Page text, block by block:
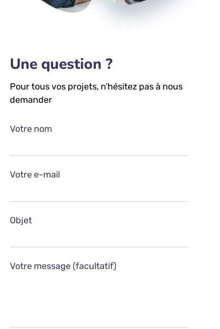
Une question ?
Pour tous vos projets, n’hésitez pas à nous
demander
Votre nom
Votre e-mail
Objet
Votre message (facultatif)